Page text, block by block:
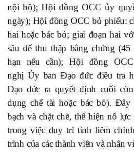
nội bộ); Hội đồng OCC ủy
ngày); Hội đồng OCC bỏ phiếu:
hai hoặc bác bỏ; giai đoạn hai
sâu để thu thập bằng chứng
hạn nếu cần); Hội đồng
nghị Ủy ban Đạo đức điều tra
Đạo đức ra quyết định cuối
dụng chế tài hoặc bác bỏ).
bạch và chặt chẽ, thể hiện nỗ
trong việc duy trì tính liêm
trình của các thành viên và nhân